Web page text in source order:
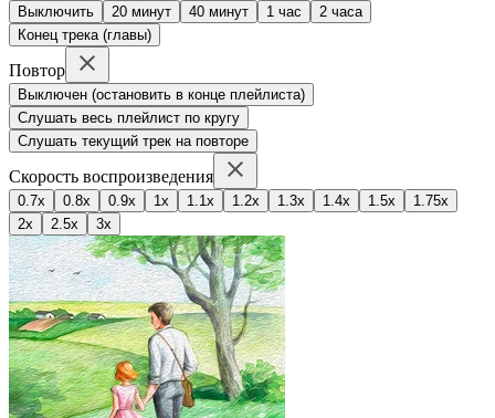
Выключить 20 минут 40 минут 1 час
2 часа
Конец трека (главы)
Повтор
Выключен (остановить в конце плейлиста)
Слушать весь плейлист по кругу
Слушать текущий трек на повторе
Скорость воспроизведения
0.7x 0.8x 0.9x 1x 1.1x 1.2x 1.3x 1.4x 1.5x
1.75x
2x
2.5x 3x